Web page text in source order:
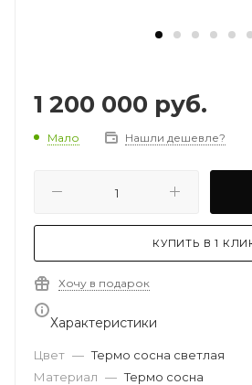
1 200 000 руб.
Мало Нашли дешевле?
КУПИТЬ В 1
Хочу в подарок
Характеристики
Цвет — Термо сосна светлая
Материал — Термо сосна